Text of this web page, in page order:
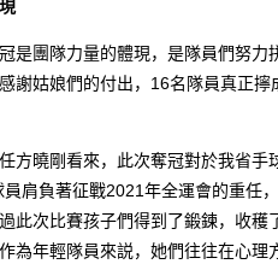
團隊力量的體現，是隊員們努力
謝姑娘們的付出，16名隊員真正
曉剛看來，此次奪冠對於我省手
員肩負著征戰2021年全運會的重任
此次比賽孩子們得到了鍛鍊，收
為年輕隊員來説，她們往往在心理